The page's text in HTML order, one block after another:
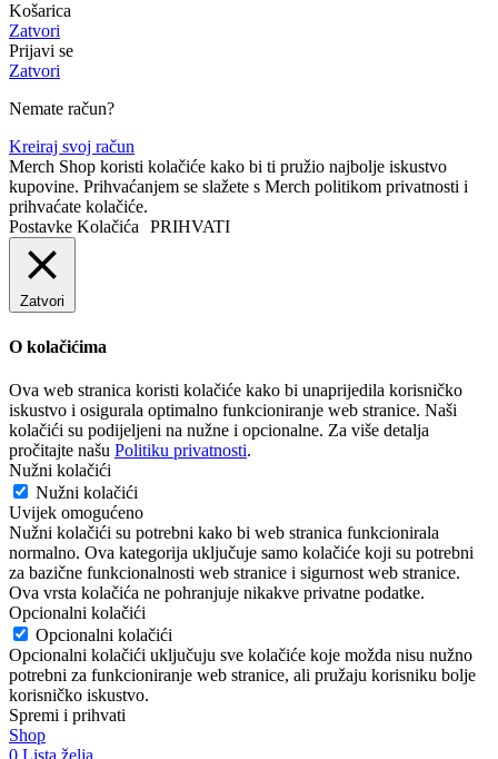
Košarica
Zatvori
Prijavi se
Zatvori
Nemate račun?
Kreiraj svoj račun
Merch Shop koristi kolačiće kako bi ti pružio najbolje iskustvo
kupovine. Prihvaćanjem se slažete s Merch politikom privatnosti i
prihvaćate kolačiće.
Postavke Kolačića PRIHVATI
Zatvori
O kolačićima
Ova web stranica koristi kolačiće kako bi unaprijedila korisničko
iskustvo i osigurala optimalno funkcioniranje web stranice. Naši
kolačići su podijeljeni na nužne i opcionalne. Za više detalja
pročitajte našu Politiku privatnosti.
Nužni kolačići
Nužni kolačići
Uvijek omogućeno
Nužni kolačići su potrebni kako bi web stranica funkcionirala
normalno. Ova kategorija uključuje samo kolačiće koji su potrebni
za bazične funkcionalnosti web stranice i sigurnost web stranice.
Ova vrsta kolačića ne pohranjuje nikakve privatne podatke.
Opcionalni kolačići
Opcionalni kolačići
Opcionalni kolačići uključuju sve kolačiće koje možda nisu nužno
potrebni za funkcioniranje web stranice, ali pružaju korisniku bolje
korisničko iskustvo.
Spremi i prihvati
Shop
0 Lista želja